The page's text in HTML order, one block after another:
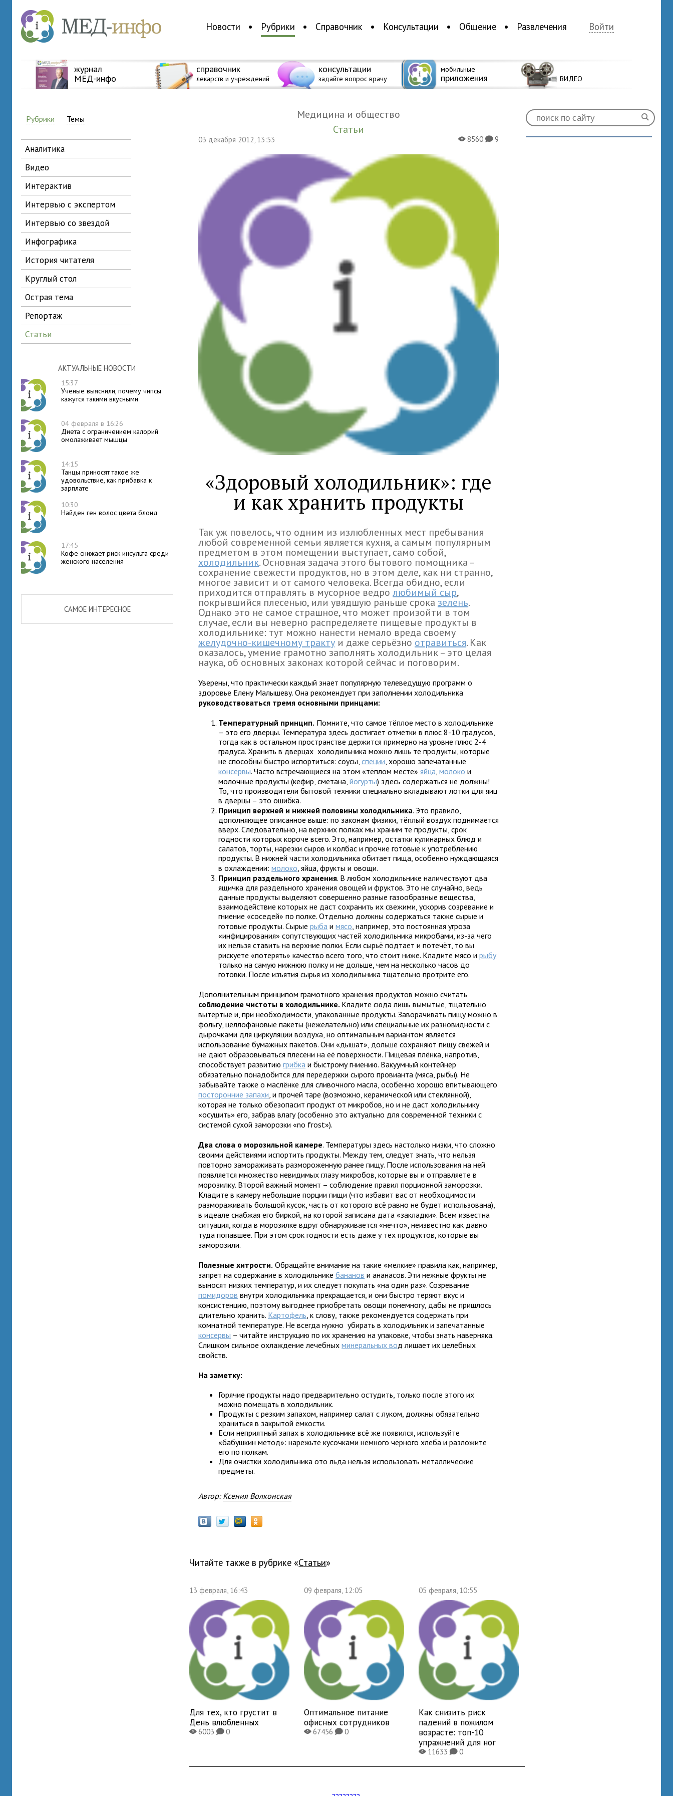
Новости Рубрики Справочник Консультации Общение Развлечения Войти
журнал
МЕД-инфо
справочник
лекарств и учреждений
консультации
задайте вопрос врачу
мобильные
приложения ВИДЕО
Рубрики Темы
аналитика
видео
интерактив
интервью с экспертом
интервью со звездой
инфографика
история читателя
круглый стол
острая тема
репортаж
статьи
АКТУАЛЬНЫЕ НОВОСТИ
15:37
Ученые выяснили, почему чипсы
кажутся такими вкусными
04 февраля в 16:26
Диета с ограничением калорий
омолаживает мышцы
14:15
Танцы приносят такое же
удовольствие, как прибавка к
зарплате
10:30
Найден ген волос цвета блонд
17:45
Кофе снижает риск инсульта среди
женского населения
САМОЕ ИНТЕРЕСНОЕ
Медицина и общество
Статьи
03 декабря 2012, 13:53 X8560K9
«Здоровый холодильник»: где
и как хранить продукты
Так уж повелось, что одним из излюбленных мест пребывания
любой современной семьи является кухня, а самым популярным
предметом в этом помещении выступает, само собой,
холодильник. Основная задача этого бытового помощника –
сохранение свежести продуктов, но в этом деле, как ни странно,
многое зависит и от самого человека. Всегда обидно, если
приходится отправлять в мусорное ведролюбимый сыр,
покрывшийся плесенью, или увядшую раньше срока зелень.
Однако это не самое страшное, что может произойти в том
случае, если вы неверно распределяете пищевые продукты в
холодильнике: тут можно нанести немало вреда своему
желудочно-кишечному тракту и даже серьёзно отравиться. Как
оказалось, умение грамотно заполнять холодильник – это целая
наука, об основных законах которой сейчас и поговорим.
Уверены, что практически каждый знает популярную телеведущую программ о
здоровье Елену Малышеву. Она рекомендует при заполнении холодильника
руководствоваться тремя основными принцами:
Температурный принцип. Помните, что самое тёплое место в холодильнике
– это его дверцы. Температура здесь достигает отметки в плюс 8-10 градусов,
тогда как в остальном пространстве держится примерно на уровне плюс 2-4
градуса. Хранить в дверцах холодильника можно лишь те продукты, которые
не способны быстро испортиться: соусы,специи, хорошо запечатанные
консервы. Часто встречающиеся на этом «тёплом месте»яйца,молоко и
молочные продукты (кефир, сметана,йогурты) здесь содержаться не должны!
То, что производители бытовой техники специально вкладывают лотки для яиц
в дверцы – это ошибка.
Принцип верхней и нижней половины холодильника. Это правило,
дополняющее описанное выше: по законам физики, тёплый воздух поднимается
вверх. Следовательно, на верхних полках мы храним те продукты, срок
годности которых короче всего. Это, например, остатки кулинарных блюд и
салатов, торты, нарезки сыров и колбас и прочие готовые к употреблению
продукты. В нижней части холодильника обитает пища, особенно нуждающаяся
в охлаждении:молоко, яйца, фрукты и овощи.
Принцип раздельного хранения. В любом холодильнике наличествуют два
ящичка для раздельного хранения овощей и фруктов. Это не случайно, ведь
данные продукты выделяют совершенно разные газообразные вещества,
взаимодействие которых не даст сохранить их свежими, ускорив созревание и
гниение «соседей» по полке. Отдельно должны содержаться также сырые и
готовые продукты. Сырыерыба имясо, например, это постоянная угроза
«инфицирования» сопутствующих частей холодильника микробами, из-за чего
их нельзя ставить на верхние полки. Если сырьё подтает и потечёт, то вы
рискуете «потерять» качество всего того, что стоит ниже. Кладите мясо ирыбу
только на самую нижнюю полку и не дольше, чем на несколько часов до
готовки. После изъятия сырья из холодильника тщательно протрите его.
Дополнительным принципом грамотного хранения продуктов можно считать
соблюдение чистоты в холодильнике. Кладите сюда лишь вымытые, тщательно
вытертые и, при необходимости, упакованные продукты. Заворачивать пищу можно в
фольгу, целлофановые пакеты (нежелательно) или специальные их разновидности с
дырочками для циркуляции воздуха, но оптимальным вариантом является
использование бумажных пакетов. Они «дышат», дольше сохраняют пищу свежей и
не дают образовываться плесени на её поверхности. Пищевая плёнка, напротив,
способствует развитиюгрибка и быстрому гниению. Вакуумный контейнер
обязательно понадобится для передержки сырого провианта (мяса, рыбы). Не
забывайте также о маслёнке для сливочного масла, особенно хорошо впитывающего
посторонние запахи, и прочей таре (возможно, керамической или стеклянной),
которая не только обезопасит продукт от микробов, но и не даст холодильнику
«осушить» его, забрав влагу (особенно это актуально для современной техники с
системой сухой заморозки «no frost»).
Два слова о морозильной камере. Температуры здесь настолько низки, что сложно
своими действиями испортить продукты. Между тем, следует знать, что нельзя
повторно замораживать размороженную ранее пищу. После использования на ней
появляется множество невидимых глазу микробов, которые вы и отправляете в
морозилку. Второй важный момент – соблюдение правил порционной заморозки.
Кладите в камеру небольшие порции пищи (что избавит вас от необходимости
размораживать большой кусок, часть от которого всё равно не будет использована),
в идеале снабжая его биркой, на которой записана дата «закладки». Всем известна
ситуация, когда в морозилке вдруг обнаруживается «нечто», неизвестно как давно
туда попавшее. При этом срок годности есть даже у тех продуктов, которые вы
заморозили.
Полезные хитрости. Обращайте внимание на такие «мелкие» правила как, например,
запрет на содержание в холодильникебананов и ананасов. Эти нежные фрукты не
выносят низких температур, и их следует покупать «на один раз». Созревание
помидоров внутри холодильника прекращается, и они быстро теряют вкус и
консистенцию, поэтому выгоднее приобретать овощи понемногу, дабы не пришлось
длительно хранить. Картофель, к слову, также рекомендуется содержать при
комнатной температуре. Не всегда нужно убирать в холодильник и запечатанные
консервы – читайте инструкцию по их хранению на упаковке, чтобы знать наверняка.
Слишком сильное охлаждение лечебныхминеральных вод лишает их целебных
свойств.
На заметку:
Горячие продукты надо предварительно остудить, только после этого их
можно помещать в холодильник.
Продукты с резким запахом, например салат с луком, должны обязательно
храниться в закрытой ёмкости.
Если неприятный запах в холодильнике всё же появился, используйте
«бабушкин метод»: нарежьте кусочками немного чёрного хлеба и разложите
его по полкам.
Для очистки холодильника ото льда нельзя использовать металлические
предметы.
Автор: Ксения Волконская
Читайте также в рубрике « Статьи»
13 февраля, 16:43
Для тех, кто грустит в
День влюбленных
X6003K0
09 февраля, 12:05
Оптимальное питание
офисных сотрудников
X67456K0
05 февраля, 10:55
Как снизить риск
падений в пожилом
возрасте: топ-10
упражнений для ног
X11633K0